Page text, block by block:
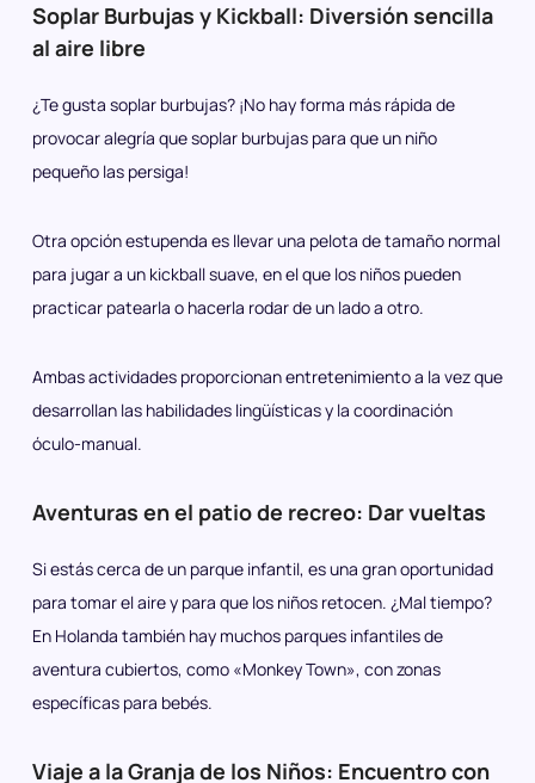
Soplar Burbujas y Kickball: Diversión sencilla
al aire libre
¿Te gusta soplar burbujas? ¡No hay forma más rápida de
provocar alegría que soplar burbujas para que un niño
pequeño las persiga!
Otra opción estupenda es llevar una pelota de tamaño normal
para jugar a un kickball suave, en el que los niños pueden
practicar patearla o hacerla rodar de un lado a otro.
Ambas actividades proporcionan entretenimiento a la vez que
desarrollan las habilidades lingüísticas y la coordinación
óculo-manual.
Aventuras en el patio de recreo: Dar vueltas
Si estás cerca de un parque infantil, es una gran oportunidad
para tomar el aire y para que los niños retocen. ¿Mal tiempo?
En Holanda también hay muchos parques infantiles de
aventura cubiertos, como «Monkey Town», con zonas
específicas para bebés.
Viaje a la Granja de los Niños: Encuentro con